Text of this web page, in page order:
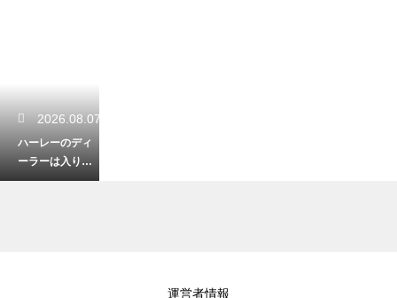
2026.08.07
ハーレーのディ
ーラーは入りに
くい？初心者で
運営者情報